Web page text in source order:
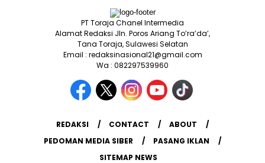
PT Toraja Chanel Intermedia
Alamat Redaksi Jln. Poros Ariang To’ra’da’,
Tana Toraja, Sulawesi Selatan
Email : redaksinasional21@gmail.com
Wa : 082297539960
REDAKSI CONTACT
ABOUT
PEDOMAN MEDIA SIBER
PASANG IKLAN
SITEMAP NEWS